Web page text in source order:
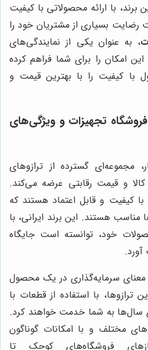
با ارائه محصولاتی با کیفیت
رضایت بسیاری از مشتریان خود را
، به عنوان یکی از نمایندگی‌های
امکان را برای شما فراهم کرده
با کیفیت را با بهترین قیمت و
تجهیزات و ویژگی‌های
مجموعه‌ای گسترده از ترازوهای
و قیمت رقابتی عرضه می‌کند.
کیفیت و قابل اعتماد هستند که
مناسب هستند. این برند ایرانی، با
خود، توانسته است جایگاه
آورد.
معنای سرمایه‌گذاری در یک محصول
ترازوها، با استفاده از قطعات با
سال‌ها به شما خدمت خواهند کرد.
مختلف و با امکانات گوناگون
فروشگاه‌های کوچک تا